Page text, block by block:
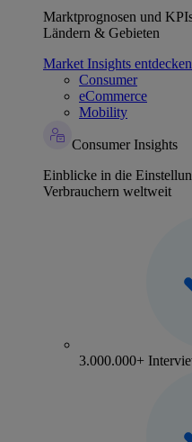
Marktprognosen und
Ländern & Gebieten
Market Insights entdecken
Consumer
eCommerce
Mobility
Consumer Insights
Einblicke in die
Verbrauchern weltweit
3.000.000+